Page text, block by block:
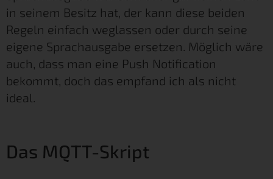
in seinem Besitz hat, der kann diese beiden
Regeln einfach weglassen oder durch seine
eigene Sprachausgabe ersetzen. Möglich wäre
auch, dass man eine Push Notification
bekommt, doch das empfand ich als nicht
ideal.
Das MQTT-Skript